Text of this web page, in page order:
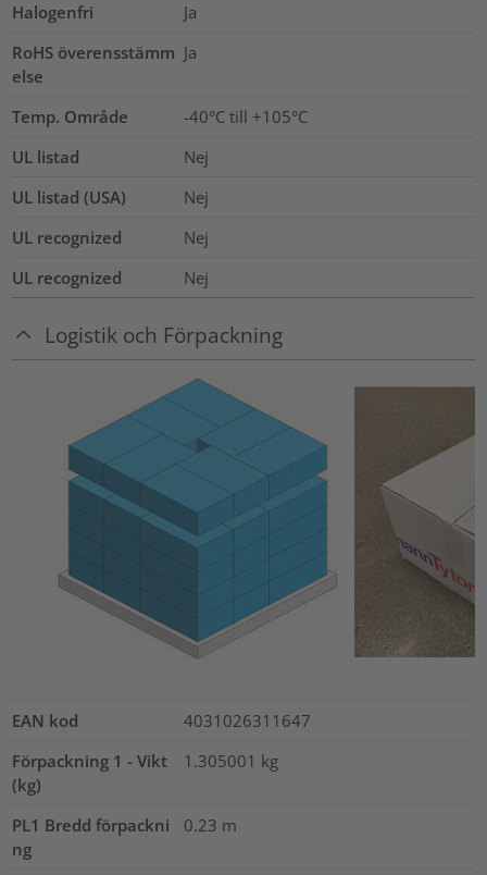
Halogenfri
Ja
RoHS överensstämm
else
Ja
Temp. Område
-40°C till +105°C
UL listad
Nej
UL listad (USA)
Nej
UL recognized
Nej
UL recognized
Nej
Logistik och Förpackning
EAN kod
4031026311647
Förpackning 1 - Vikt
(kg)
1.305001 kg
PL1 Bredd förpackni
ng
0.23 m